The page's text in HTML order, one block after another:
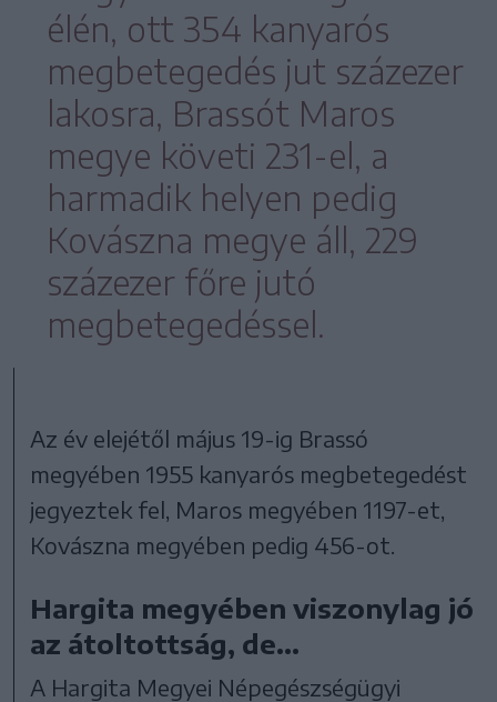
élén, ott 354 kanyarós
megbetegedés jut százezer
lakosra, Brassót Maros
megye követi 231-el, a
harmadik helyen pedig
Kovászna megye áll, 229
százezer főre jutó
megbetegedéssel.
Az év elejétől május 19-ig Brassó
megyében 1955 kanyarós megbetegedést
jegyeztek fel, Maros megyében 1197-et,
Kovászna megyében pedig 456-ot.
Hargita megyében viszonylag jó
az átoltottság, de…
A Hargita Megyei Népegészségügyi